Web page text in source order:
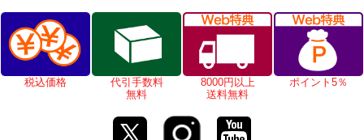
税込価格
代引手数料
無料
8000円以上
送料無料
ポイント5％